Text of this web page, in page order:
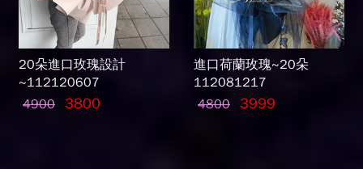
20朵進口玫瑰設計
~112120607
4900 3800
進口荷蘭玫瑰~20朵
112081217
4800 3999